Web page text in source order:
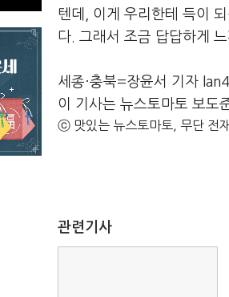
텐데, 이게 우리한테 득이
다. 그래서 조금 답답하게
세종·충북=장윤서 기자
이 기사는 뉴스토마토 보도
ⓒ 맛있는 뉴스토마토, 무단 전
관련기사